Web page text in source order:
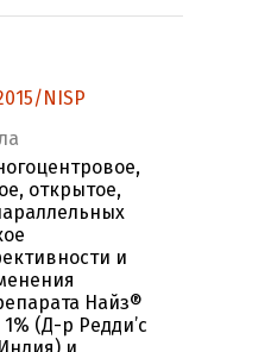
NISP
открытое,
и
Найз®
(Д-р Редди’с